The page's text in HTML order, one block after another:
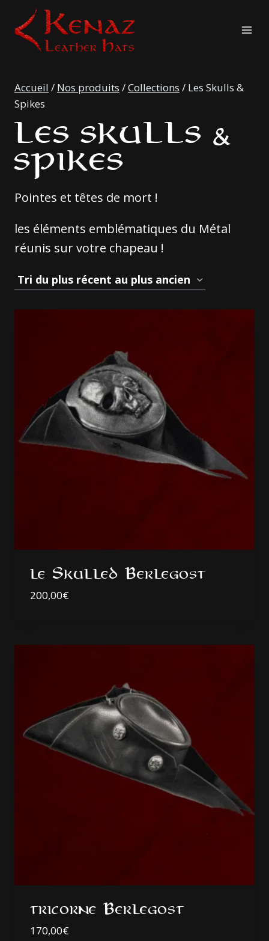
contenu
Accueil / Nos produits /Collections / Les Skulls &
Spikes
LES SKULLS &
SPIKES
Pointes et têtes de mort !
les éléments emblématiques du Métal
réunis sur votre chapeau !
le Skulled Berlegost
200,00€
tricorne Berlegost
170,00€